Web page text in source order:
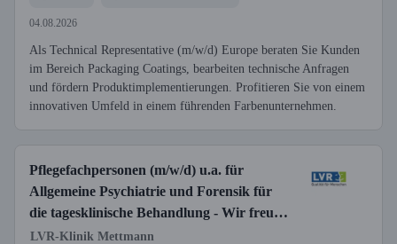
04.08.2026
Als Technical Representative (m/w/d) Europe beraten Sie Kunden
im Bereich Packaging Coatings, bearbeiten technische Anfragen
und fördern Produktimplementierungen. Profitieren Sie von einem
innovativen Umfeld in einem führenden Farbenunternehmen.
Pflegefachpersonen (m/w/d) u.a. für
Allgemeine Psychiatrie und Forensik für
die tagesklinische Behandlung - Wir freuen
uns auf Sie!
LVR-Klinik Mettmann